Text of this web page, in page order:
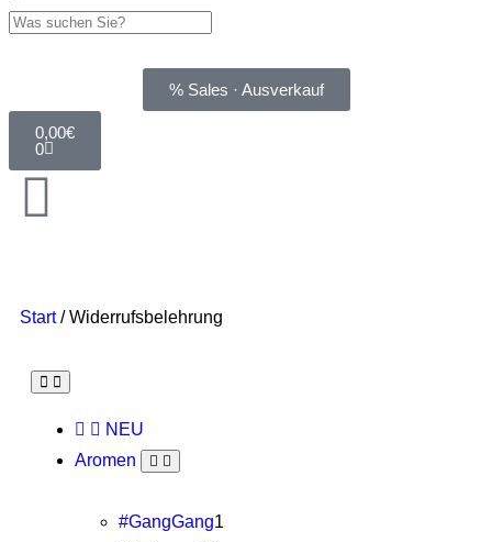
% Sales · Ausverkauf
0,00€
0
Start/ Widerrufsbelehrung
NEU
Aromen
#GangGang1